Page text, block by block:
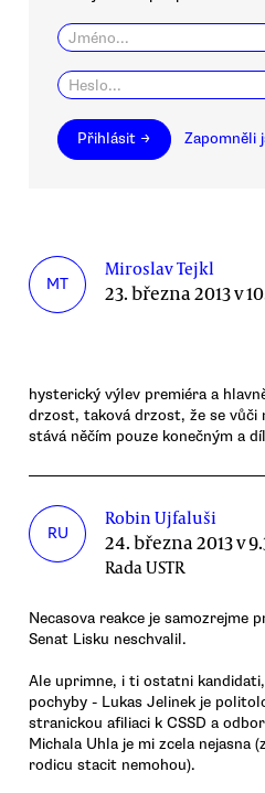
Přihlásit → Zapomněli
MT
Miroslav Tejkl
23. března 2013 v
hysterický výlev premiéra a
drzost, taková drzost, že se vůči
stává něčím pouze konečným a
RU
Robin Ujfaluši
24. března 2013 v
Rada USTR
Necasova reakce je samozrejme
Senat Lisku neschvalil.
Ale uprimne, i ti ostatni
pochyby - Lukas Jelinek je
stranickou afiliaci k CSSD a
Michala Uhla je mi zcela nejasna
rodicu stacit nemohou).